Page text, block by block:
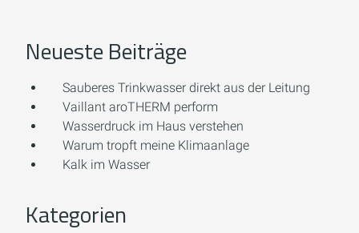
Neueste Beiträge
Sauberes Trinkwasser direkt aus der Leitung
Vaillant aroTHERM perform
Wasserdruck im Haus verstehen
Warum tropft meine Klimaanlage
Kalk im Wasser
Kategorien